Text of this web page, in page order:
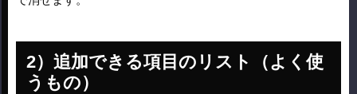
追加できる項目のリスト（よく使
うもの）